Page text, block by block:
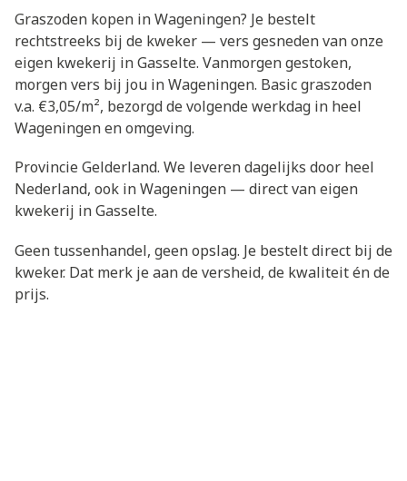
Graszoden kopen in Wageningen? Je bestelt
rechtstreeks bij de kweker — vers gesneden van onze
eigen kwekerij in Gasselte. Vanmorgen gestoken,
morgen vers bij jou in Wageningen. Basic graszoden
v.a. €3,05/m², bezorgd de volgende werkdag in heel
Wageningen en omgeving.
Provincie Gelderland. We leveren dagelijks door heel
Nederland, ook in Wageningen — direct van eigen
kwekerij in Gasselte.
Geen tussenhandel, geen opslag. Je bestelt direct bij de
kweker. Dat merk je aan de versheid, de kwaliteit én de
prijs.